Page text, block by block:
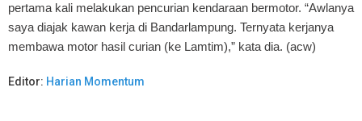
pertama kali melakukan pencurian kendaraan bermotor. “Awlanya
saya diajak kawan kerja di Bandarlampung. Ternyata kerjanya
membawa motor hasil curian (ke Lamtim),” kata dia. (acw)
Editor: Harian Momentum